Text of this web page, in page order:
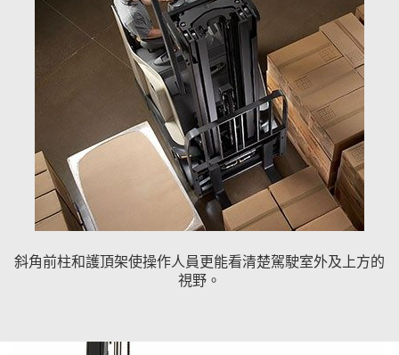
斜角前柱和護頂架使操作人員更能看清楚駕駛室外及上方的
視野。